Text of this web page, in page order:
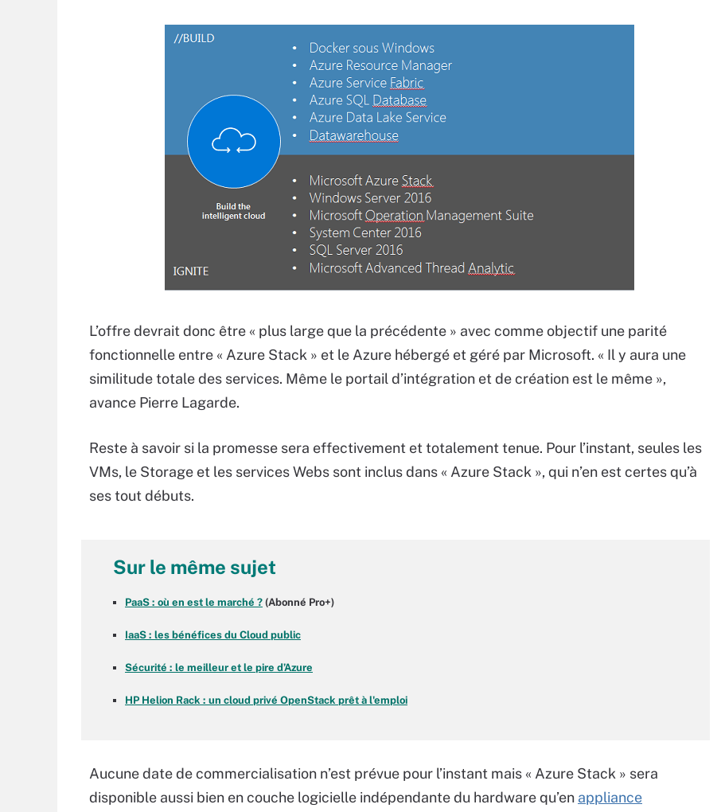
L’offre devrait donc être « plus large que la précédente » avec comme objectif une parité
fonctionnelle entre « Azure Stack » et le Azure hébergé et géré par Microsoft. « Il y aura une
similitude totale des services. Même le portail d’intégration et de création est le même »,
avance Pierre Lagarde.
Reste à savoir si la promesse sera effectivement et totalement tenue. Pour l’instant, seules les
VMs, le Storage et les services Webs sont inclus dans « Azure Stack », qui n’en est certes qu’à
ses tout débuts.
Sur le même sujet
PaaS : où en est le marché ? (Abonné Pro+)
IaaS : les bénéfices du Cloud public
Sécurité : le meilleur et le pire d’Azure
HP Helion Rack : un cloud privé OpenStack prêt à l'emploi
Aucune date de commercialisation n’est prévue pour l’instant mais « Azure Stack » sera
disponible aussi bien en couche logicielle indépendante du hardware qu’en appliance